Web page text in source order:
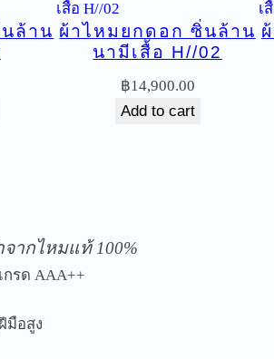
ล้าน ผ้าไหมยกดอก ซิ่นล้าน
นามีเสื้อ H//02
฿14,900.00
Add to cart
ากไหมแท้ 100%
รด AAA++
มือสูง